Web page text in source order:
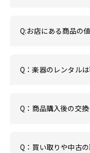
Q:お店にある商品の
Q：楽器のレンタル
Q：商品購入後の交
Q：買い取りや中古